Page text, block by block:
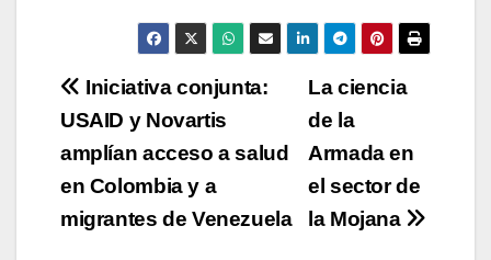
Navegación
de
entradas
La ciencia
de la
Armada en
el sector de
la Mojana
Iniciativa conjunta:
USAID y Novartis
amplían acceso a salud
en Colombia y a
migrantes de Venezuela